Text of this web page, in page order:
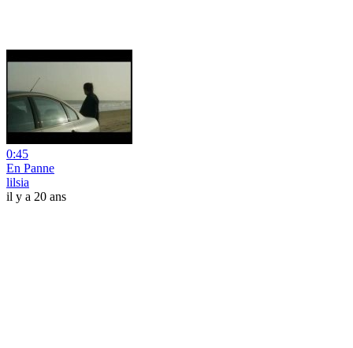
0:45
En Panne
lilsia
il y a 20 ans